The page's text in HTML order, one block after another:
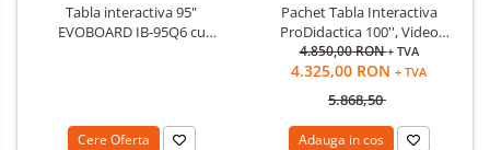
Tabla interactiva 95"
EVOBOARD IB-95Q6 cu
Cere Oferta
Pachet Tabla Interactiva
ProDidactica 100'', Video
Proiector de tavan, suport
videoproiector, adaptor
Wireless
4.850,00 RON+ TVA
4.325,00 RON + TVA
5.868,50
Adauga in cos